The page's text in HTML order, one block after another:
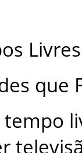
Livres
que
tempo